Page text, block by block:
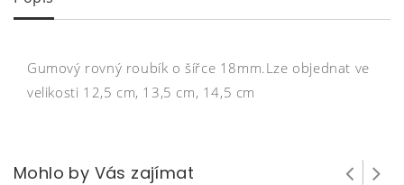
Gumový rovný roubík o šířce 18mm.Lze objednat ve
velikosti 12,5 cm, 13,5 cm, 14,5 cm
Mohlo by Vás zajímat